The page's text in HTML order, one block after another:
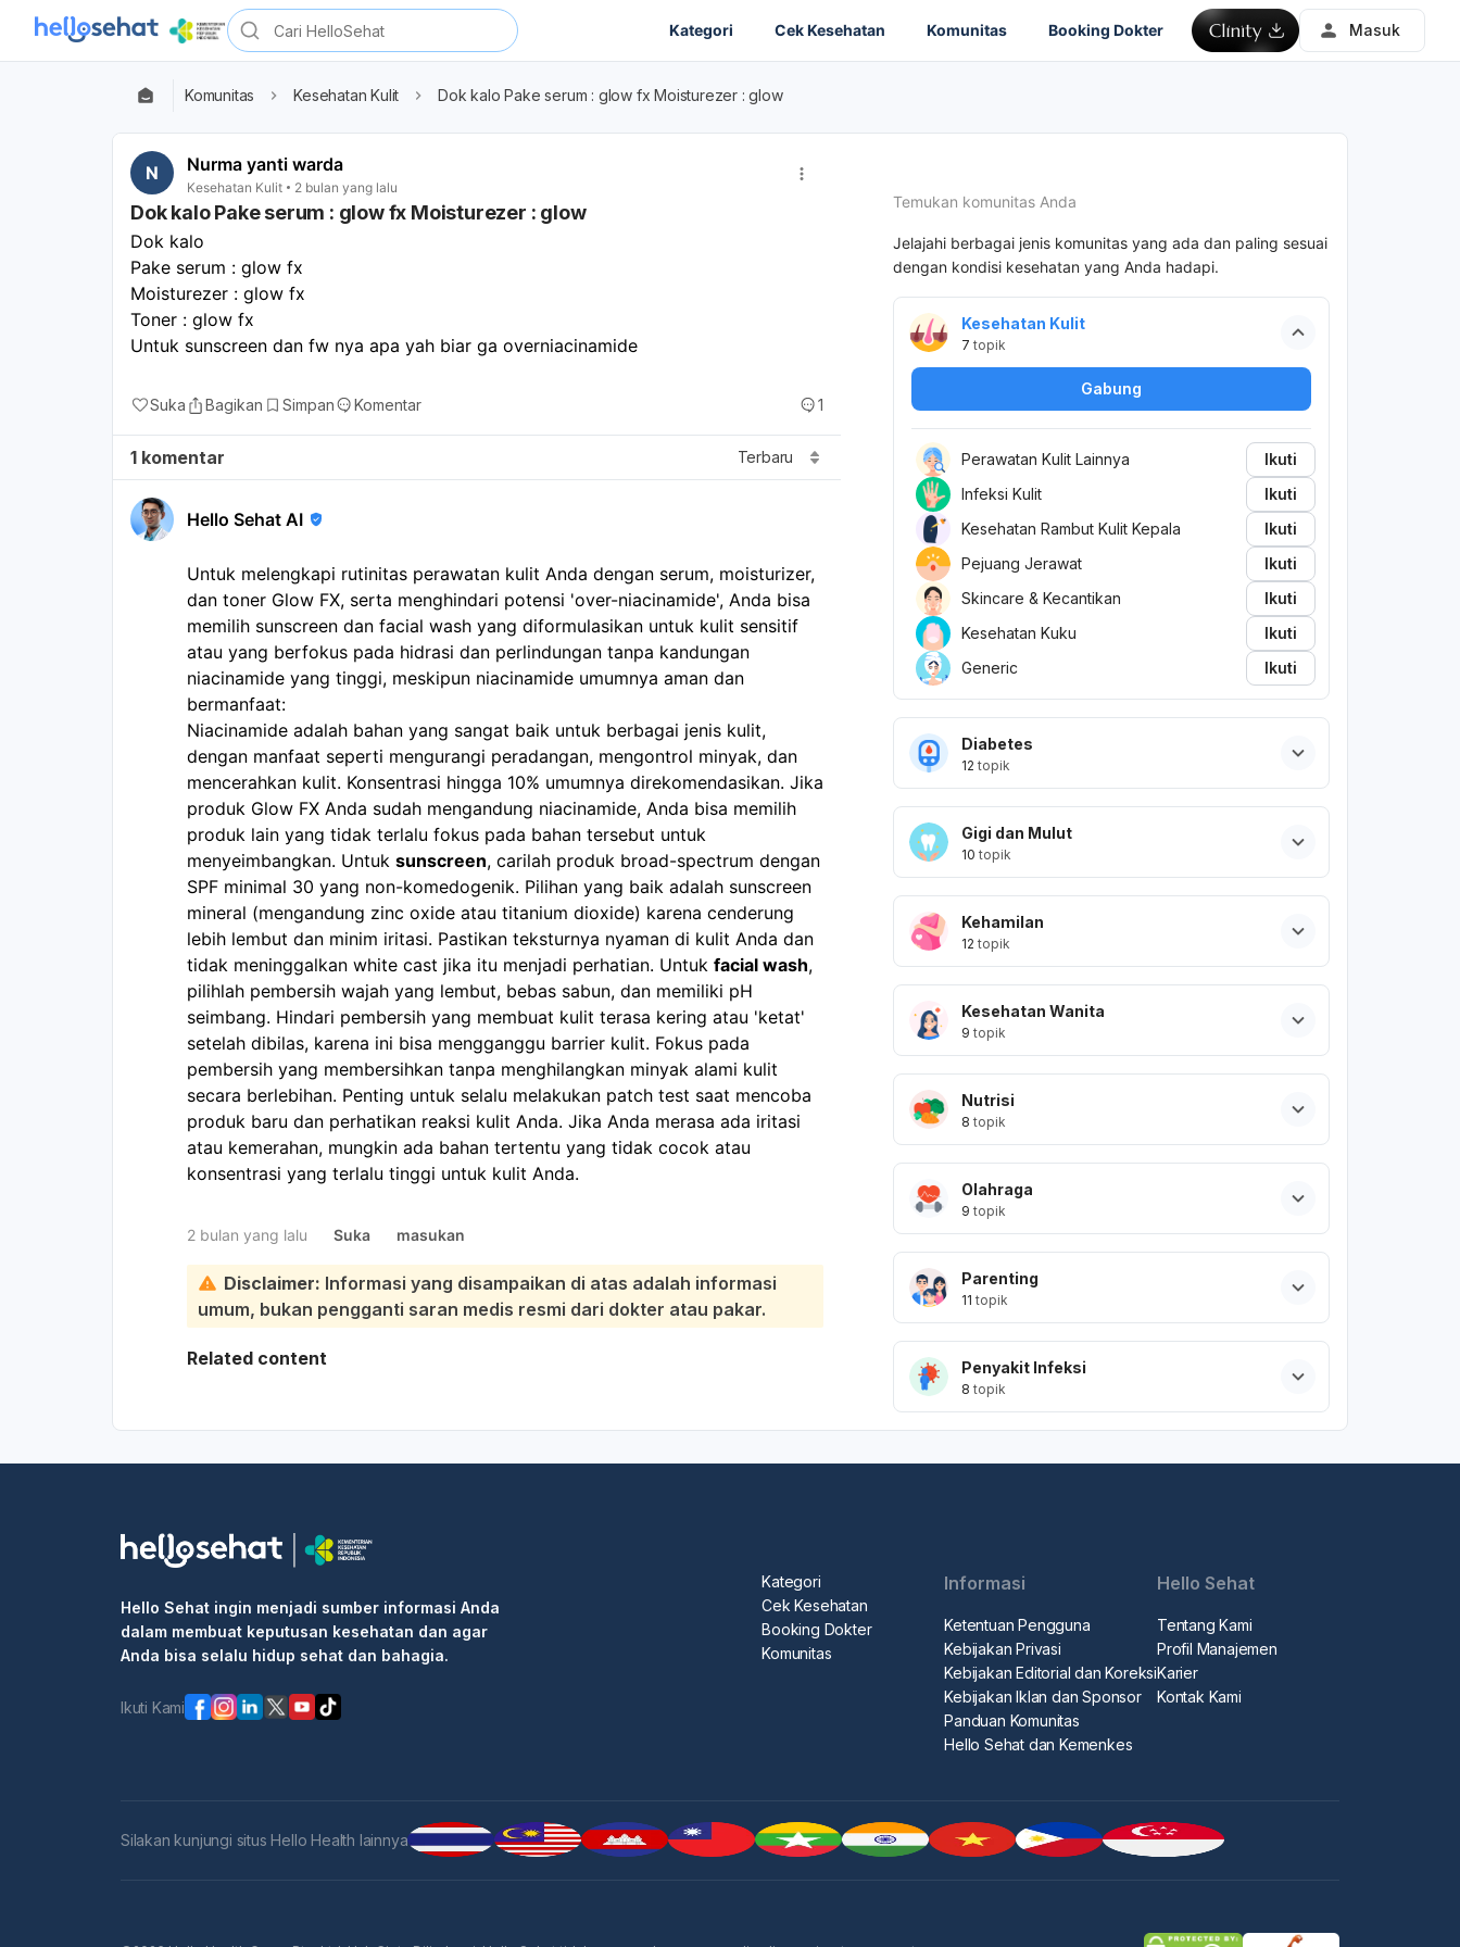
Kategori Cek Kesehatan Komunitas Booking Dokter Masuk
Komunitas Kesehatan Kulit Dok kalo Pake serum : glow fx Moisturezer : glow
N Nurma yanti warda
Kesehatan Kulit 2 bulan yang lalu
Dok kalo Pake serum : glow fx Moisturezer : glow
Dok kalo
Pake serum : glow fx
Moisturezer : glow fx
Toner : glow fx
Untuk sunscreen dan fw nya apa yah biar ga overniacinamide
Suka Bagikan Simpan Komentar 1
1 komentar Terbaru
Hello Sehat AI
Untuk melengkapi rutinitas perawatan kulit Anda dengan serum, moisturizer,
dan toner Glow FX, serta menghindari potensi 'over-niacinamide', Anda bisa
memilih sunscreen dan facial wash yang diformulasikan untuk kulit sensitif
atau yang berfokus pada hidrasi dan perlindungan tanpa kandungan
niacinamide yang tinggi, meskipun niacinamide umumnya aman dan
bermanfaat:
Niacinamide adalah bahan yang sangat baik untuk berbagai jenis kulit,
dengan manfaat seperti mengurangi peradangan, mengontrol minyak, dan
mencerahkan kulit. Konsentrasi hingga 10% umumnya direkomendasikan. Jika
produk Glow FX Anda sudah mengandung niacinamide, Anda bisa memilih
produk lain yang tidak terlalu fokus pada bahan tersebut untuk
menyeimbangkan. Untuk sunscreen, carilah produk broad-spectrum dengan
SPF minimal 30 yang non-komedogenik. Pilihan yang baik adalah sunscreen
mineral (mengandung zinc oxide atau titanium dioxide) karena cenderung
lebih lembut dan minim iritasi. Pastikan teksturnya nyaman di kulit Anda dan
tidak meninggalkan white cast jika itu menjadi perhatian. Untuk facial wash,
pilihlah pembersih wajah yang lembut, bebas sabun, dan memiliki pH
seimbang. Hindari pembersih yang membuat kulit terasa kering atau 'ketat'
setelah dibilas, karena ini bisa mengganggu barrier kulit. Fokus pada
pembersih yang membersihkan tanpa menghilangkan minyak alami kulit
secara berlebihan. Penting untuk selalu melakukan patch test saat mencoba
produk baru dan perhatikan reaksi kulit Anda. Jika Anda merasa ada iritasi
atau kemerahan, mungkin ada bahan tertentu yang tidak cocok atau
konsentrasi yang terlalu tinggi untuk kulit Anda.
2 bulan yang lalu Suka masukan
Disclaimer: Informasi yang disampaikan di atas adalah informasi
umum, bukan pengganti saran medis resmi dari dokter atau pakar.
Related content
Temukan komunitas Anda
Jelajahi berbagai jenis komunitas yang ada dan paling sesuai
dengan kondisi kesehatan yang Anda hadapi.
Kesehatan Kulit
7 topik
Gabung
Perawatan Kulit Lainnya
Ikuti
Infeksi Kulit
Ikuti
Kesehatan Rambut Kulit Kepala
Ikuti
Pejuang Jerawat
Ikuti
Skincare & Kecantikan
Ikuti
Kesehatan Kuku
Ikuti
Generic
Ikuti
Diabetes
12 topik
Gigi dan Mulut
10 topik
Kehamilan
12 topik
Kesehatan Wanita
9 topik
Nutrisi
8 topik
Olahraga
9 topik
Parenting
11 topik
Penyakit Infeksi
8 topik
Hello Sehat ingin menjadi sumber informasi Anda
dalam membuat keputusan kesehatan dan agar
Anda bisa selalu hidup sehat dan bahagia.
Ikuti Kami
Kategori
Cek Kesehatan
Booking Dokter
Komunitas
Informasi
Ketentuan Pengguna
Kebijakan Privasi
Kebijakan Editorial dan Koreksi
Kebijakan Iklan dan Sponsor
Panduan Komunitas
Hello Sehat dan Kemenkes
Hello Sehat
Tentang Kami
Profil Manajemen
Karier
Kontak Kami
Silakan kunjungi situs Hello Health lainnya